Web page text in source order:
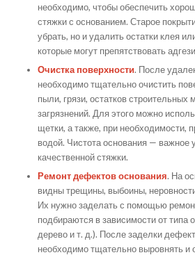
необходимо, чтобы обеспечить
стяжки с основанием. Старое
убрать, но и удалить остатки клея
которые могут препятствовать
Очистка поверхности. После
необходимо тщательно очистить
пыли, грязи, остатков строительных
загрязнений. Для этого можно
щетки, а также, при необходимости,
водой. Чистота основания — важное
качественной стяжки.
Ремонт дефектов основания. На
видны трещины, выбоины,
Их нужно заделать с помощью
подбираются в зависимости от типа
дерево и т. д.). После заделки
необходимо тщательно выровнять и